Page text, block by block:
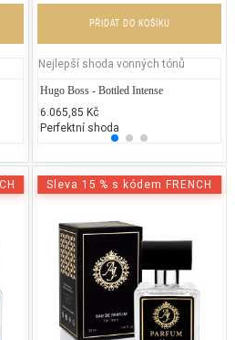
Calvin Klein - Obsession Woman
1.900,00 Kč
25% běžných vonných tónů
PŘIDAT DO KOŠÍKU
Nejlepší shoda vonných tónů
Hugo Boss - Bottled Intense
6.065,85 Kč
Perfektní shoda
Sleva 15 % s kódem FRENCH